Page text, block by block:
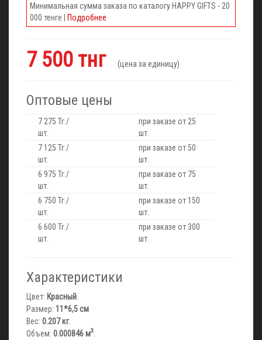
Минимальная сумма заказа по каталогу HAPPY GIFTS - 20
000 тенге |
Подробнее
7 500 тнг (цена за единицу)
Оптовые цены
7 275 Тг./
шт.
при заказе от 25
шт.
7 125 Тг./
шт.
при заказе от 50
шт.
6 975 Тг./
шт.
при заказе от 75
шт.
6 750 Тг./
шт.
при заказе от 150
шт.
6 600 Тг./
шт.
при заказе от 300
шт.
Характеристики
Цвет: Красный
Размер: 11*6,5 см
Вес: 0.207 кг.
Объем: 0.000846 м3